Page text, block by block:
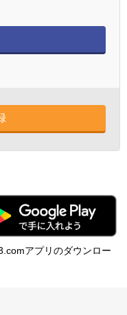
アプリのダウンロー